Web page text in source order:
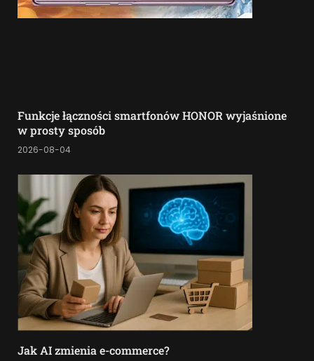
Funkcje łączności smartfonów HONOR wyjaśnione
w prosty sposób
2026-08-04
Jak AI zmienia e-commerce?